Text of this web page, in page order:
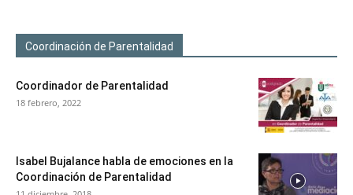
Coordinación de Parentalidad
Coordinador de Parentalidad
18 febrero, 2022
Isabel Bujalance habla de emociones en la
Coordinación de Parentalidad